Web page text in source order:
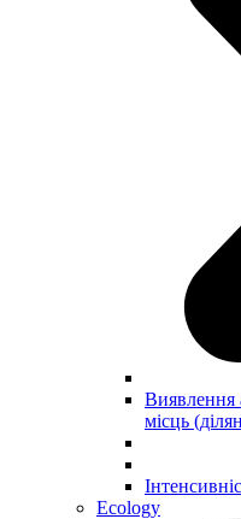
Виявлення
місць
Ecology